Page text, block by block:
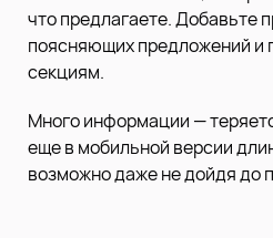
что предлагаете. Добавьте
поясняющих предложений и
секциям.
Много информации —
еще в мобильной версии
возможно даже не дойдя до